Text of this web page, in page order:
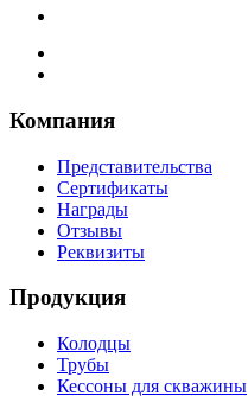
Компания
Представительства
Сертификаты
Награды
Отзывы
Реквизиты
Продукция
Колодцы
Трубы
Кессоны для скважины